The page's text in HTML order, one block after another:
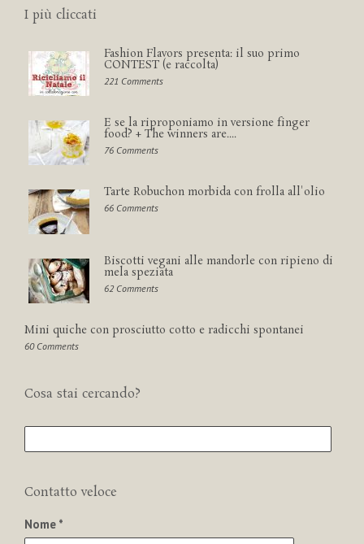
I più cliccati
Fashion Flavors presenta: il suo primo
CONTEST (e raccolta)
221 Comments
E se la riproponiamo in versione finger
food? + The winners are....
76 Comments
Tarte Robuchon morbida con frolla all'olio
66 Comments
Biscotti vegani alle mandorle con ripieno di
mela speziata
62 Comments
Mini quiche con prosciutto cotto e radicchi spontanei
60 Comments
Cosa stai cercando?
Contatto veloce
Nome *